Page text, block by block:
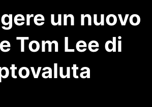
un nuovo
Tom Lee di